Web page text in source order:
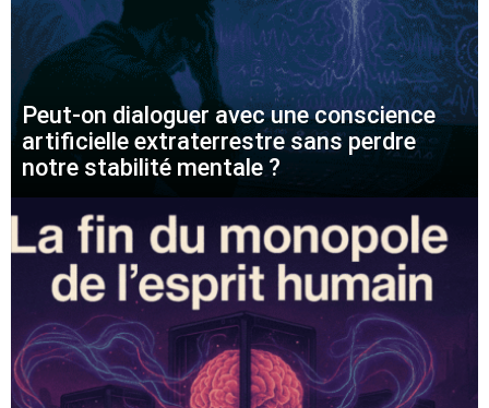
Peut-on dialoguer avec une conscience
artificielle extraterrestre sans perdre
notre stabilité mentale ?